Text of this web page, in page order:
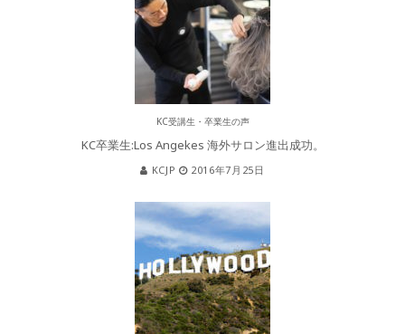
KC受講生・卒業生の声
KC卒業生:Los Angekes 海外サロン進出成功。
KCJP 2016年7月25日